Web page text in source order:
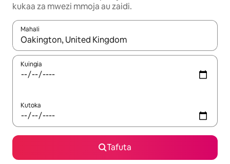
kukaa za mwezi mmoja au zaidi.
Mahali
Wakati matokeo yanapatikana, vinjari kwa kutumia vitufe vya
Kuingia
Kutoka
Tafuta